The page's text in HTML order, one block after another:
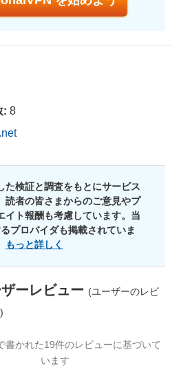
: 8
た検証と調査をもとにサービス
読者の皆さまからのご意見やプ
イト報酬も考慮しています。当
プロバイダも掲載されていま
もっと詳しく
ーレビュー (ユーザーのレビ
書かれた19件のレビューに基づいて
います